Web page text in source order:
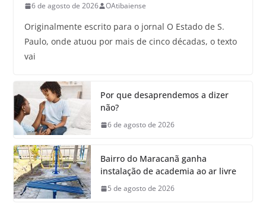
6 de agosto de 2026 OAtibaiense
Originalmente escrito para o jornal O Estado de S.
Paulo, onde atuou por mais de cinco décadas, o texto
vai
Por que desaprendemos a dizer
não?
6 de agosto de 2026
Bairro do Maracanã ganha
instalação de academia ao ar livre
5 de agosto de 2026